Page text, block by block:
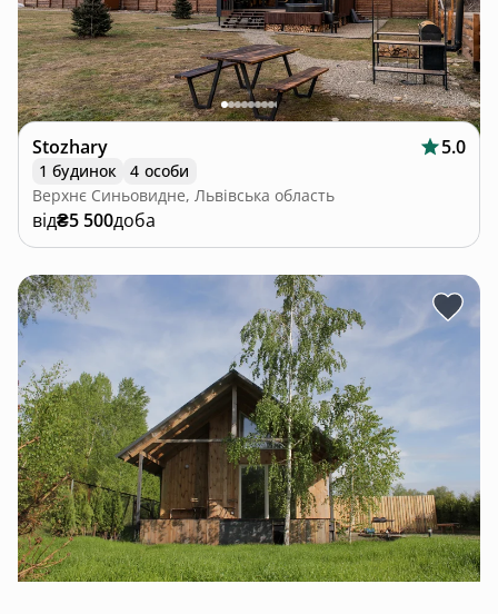
Stozhary 5.0
1 будинок
4 особи
Верхнє Синьовидне, Львівська область
від₴5 500доба